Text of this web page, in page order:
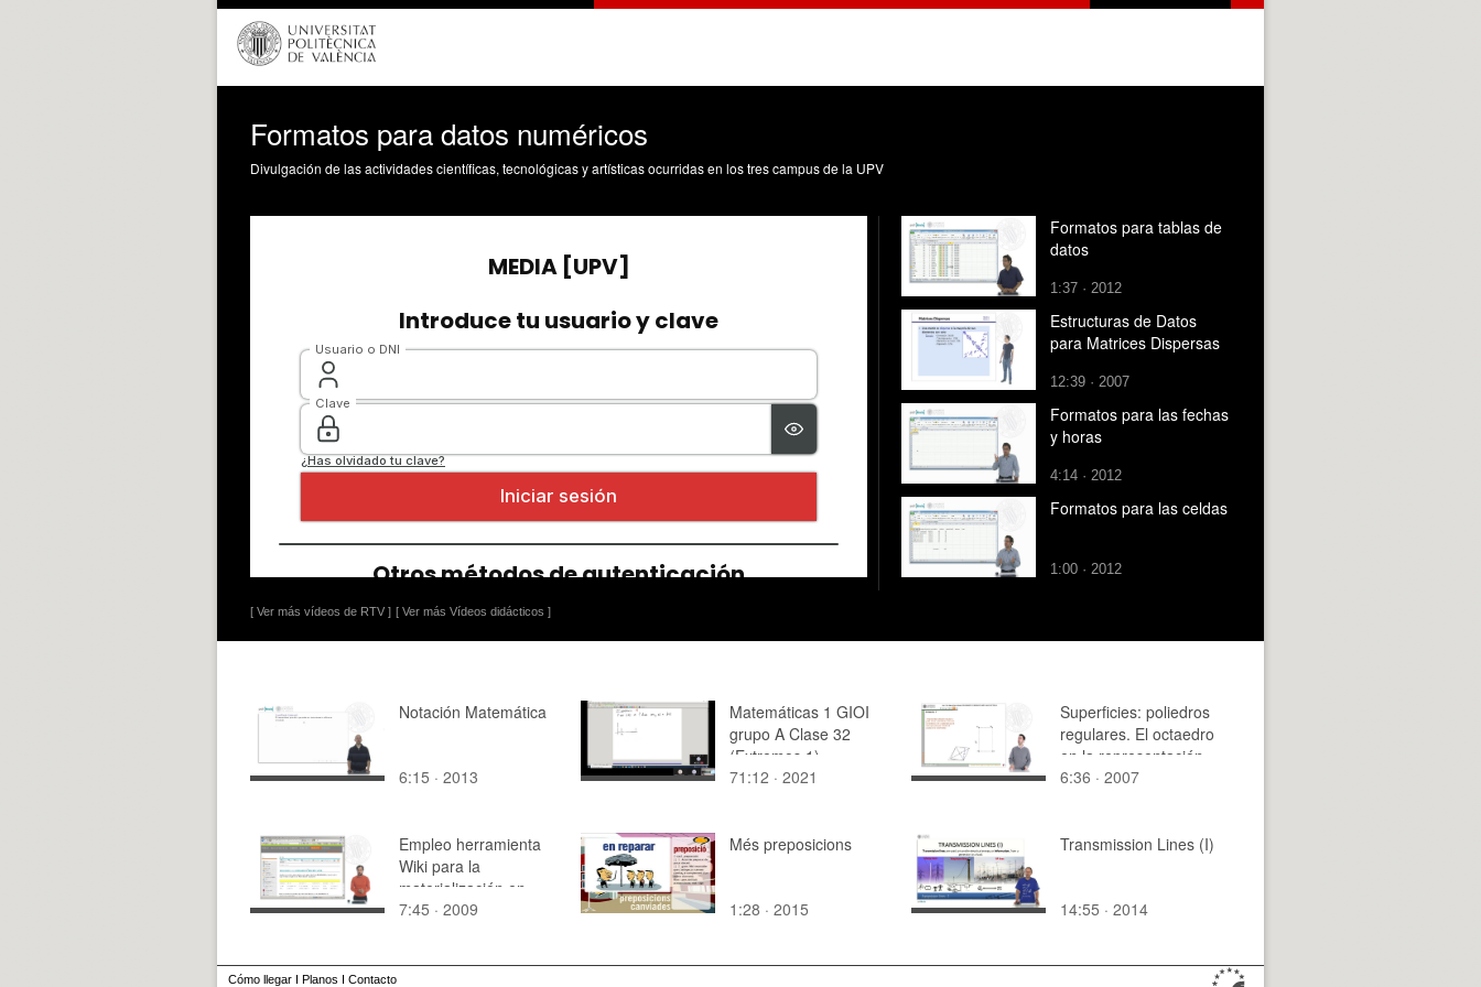
Formatos para datos numéricos
Divulgación de las actividades científicas, tecnológicas y artísticas ocurridas en los tres campus de la UPV
[ Ver más vídeos de RTV ] [ Ver más Vídeos didácticos ]
Formatos para tablas de
datos
1:37 · 2012
Estructuras de Datos
para Matrices Dispersas
12:39 · 2007
Formatos para las fechas
y horas
4:14 · 2012
Formatos para las celdas
1:00 · 2012
Notación Matemática
6:15 · 2013
Matemáticas 1 GIOI
grupo A Clase 32
(Extremos 1)
71:12 · 2021
Superficies: poliedros
regulares. El octaedro
en la representación
ortográfica
6:36 · 2007
Empleo herramienta
Wiki para la
materialización en
grupo de un proyecto
7:45 · 2009
Més preposicions
1:28 · 2015
Transmission Lines (I)
14:55 · 2014
Cómo llegar I Planos I Contacto